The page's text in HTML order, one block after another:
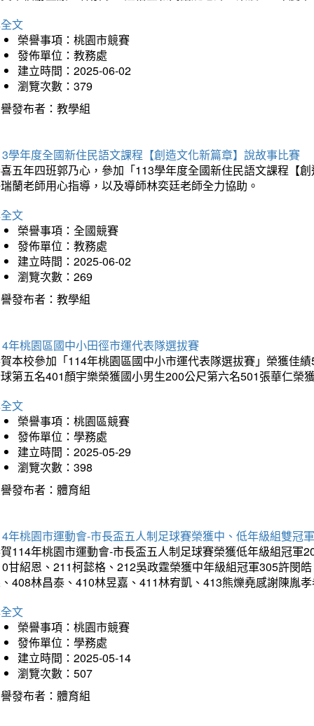
文
榮譽事項：桃園市競賽
發佈單位：教務處
建立時間：2025-06-02
瀏覽次數：379
發布者：教學組
學年度全國新住民語文課程【創造文化新篇章】說故事比賽
五年四班郭乃心，參加「113學年度全國新住民語文課程【
蘭老師用心指導，以及導師林奕廷老師全力協助。
文
榮譽事項：全國競賽
發佈單位：教務處
建立時間：2025-06-02
瀏覽次數：269
發布者：教學組
年桃園區國中小田徑市運代表隊選拔賽
本校參加「114年桃園區國中小市運代表隊選拔賽」榮獲佳
第五名401顏宇樂榮獲國小男生200公尺第六名501張華仁
文
榮譽事項：桃園區競賽
發佈單位：學務處
建立時間：2025-05-29
瀏覽次數：398
發布者：體育組
年桃園市運動會-市長盃五人制足球賽榮獲中、低年級組雙冠軍
114年桃園市運動會-市長盃五人制足球賽榮獲低年級組冠
甘紹恩、211柯懿格、212吳政霆榮獲中年級組冠軍305許閔
408林昌泰、410林昱嘉、411林宥凱、413熊爍堯感謝陳胤
文
榮譽事項：桃園市競賽
發佈單位：學務處
建立時間：2025-05-14
瀏覽次數：507
發布者：體育組